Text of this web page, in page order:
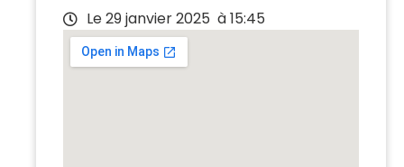
Le 29 janvier 2025 à 15:45